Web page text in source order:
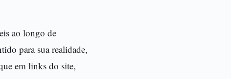
ao longo de
para sua realidade,
em links do site,